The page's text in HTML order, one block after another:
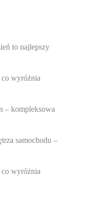
to najlepszy
wyróżnia
– kompleksowa
samochodu –
wyróżnia